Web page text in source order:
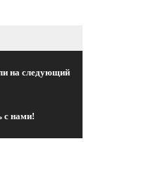
на следующий
с нами!